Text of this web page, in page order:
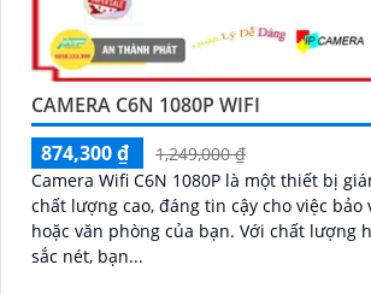
CAMERA C6N 1080P WIFI
874,300 ₫
1,249,000 ₫
Camera Wifi C6N 1080P là một thiết bị
chất lượng cao, đáng tin cậy cho việc bảo
hoặc văn phòng của bạn. Với chất lượng hình ảnh 1080P
sắc nét, bạn...